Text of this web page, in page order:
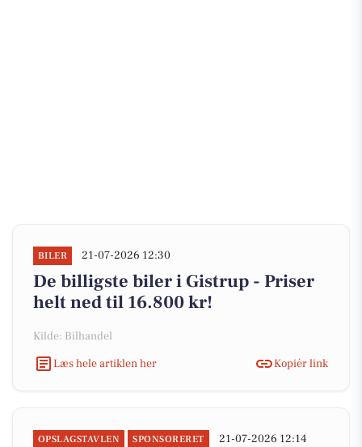
BILER 21-07-2026 12:30
De billigste biler i Gistrup - Priser
helt ned til 16.800 kr!
Kilde: Bilhandel
Læs hele artiklen her
Kopiér link
OPSLAGSTAVLEN SPONSORERET 21-07-2026 12:14